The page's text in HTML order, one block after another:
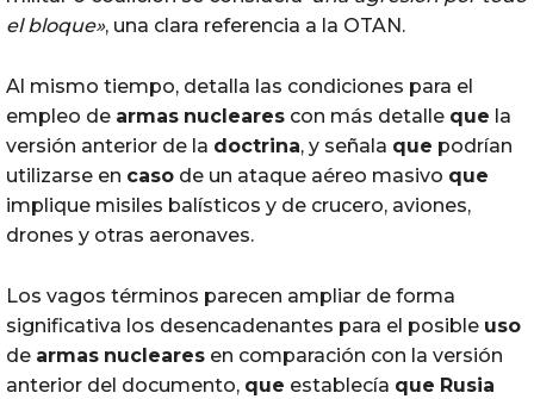
el bloque», una clara referencia a la OTAN.
Al mismo tiempo, detalla las condiciones para el
empleo de armas nucleares con más detalle que la
versión anterior de la doctrina, y señala que podrían
utilizarse en caso de un ataque aéreo masivo que
implique misiles balísticos y de crucero, aviones,
drones y otras aeronaves.
Los vagos términos parecen ampliar de forma
significativa los desencadenantes para el posible uso
de armas nucleares en comparación con la versión
anterior del documento, que establecía que Rusia